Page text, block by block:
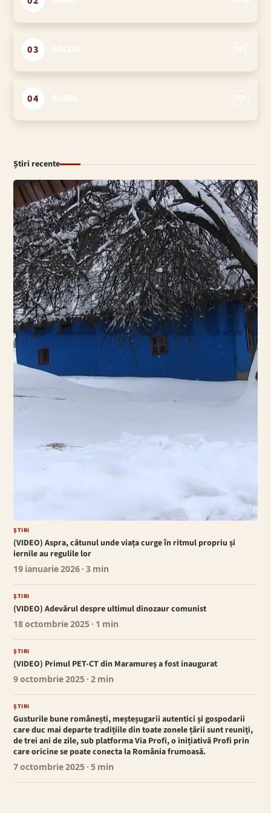
03
04
Știri recente
ȘTIRI
(VIDEO) Aspra, cătunul unde viața curge în ritmul propriu și
iernile au regulile lor
19 ianuarie 2026 · 3 min
ȘTIRI
(VIDEO) Adevărul despre ultimul dinozaur comunist
18 octombrie 2025 · 1 min
ȘTIRI
(VIDEO) Primul PET-CT din Maramureș a fost inaugurat
9 octombrie 2025 · 2 min
ȘTIRI
Gusturile bune românești, meșteșugarii autentici și gospodarii
care duc mai departe tradițiile din toate zonele țării sunt reuniți,
de trei ani de zile, sub platforma Via Profi, o inițiativă Profi prin
care oricine se poate conecta la România frumoasă.
7 octombrie 2025 · 5 min